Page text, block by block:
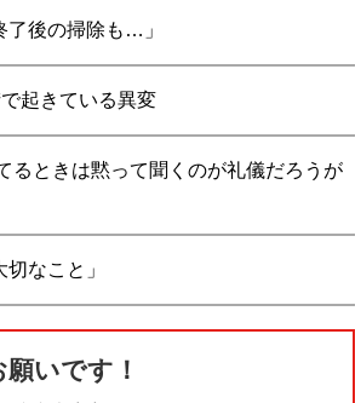
了後の掃除も…」
起きている異変
るときは黙って聞くのが礼儀だろうが
なこと」